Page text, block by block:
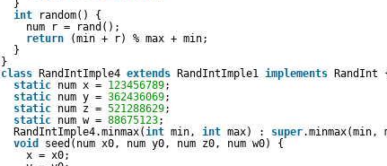
}
int
random() {
num r = rand();
return
(min + r) % max + min;
}
}
class
RandIntImple4 extends RandIntImple1 implements
RandInt
static num x = 123456789;
static num y = 362436069;
static num z = 521288629;
static num w = 88675123;
RandIntImple4.minmax(int min, int max) : super.minmax(min,
void
seed(num x0, num y0, num z0, num w0) {
x = x0;